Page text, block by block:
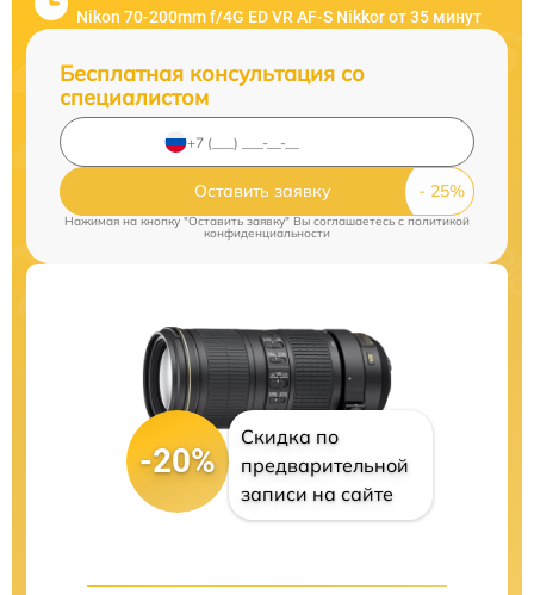
Nikon 70-200mm f/4G ED VR AF-S Nikkor от 35 минут
Бесплатная консультация со
специалистом
Оставить заявку
Нажимая на кнопку "Оставить заявку" Вы соглашаетесь cполитикой
конфиденциальности
-20%
Скидка по
предварительной
записи на сайте